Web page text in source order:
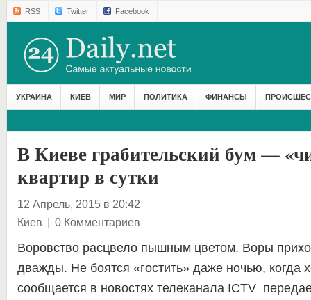
RSS Twitter Facebook
УКРАИНА КИЕВ МИР ПОЛИТИКА ФИНАНСЫ
В Киеве грабительский бум —
квартир в сутки
12 Апрель, 2015 в 20:42
Киев | 0 Комментариев
Воровство расцвело пышным цветом. Воры
дважды. Не боятся «гостить» даже ночью, когда
сообщается в новостях телеканала ICTV